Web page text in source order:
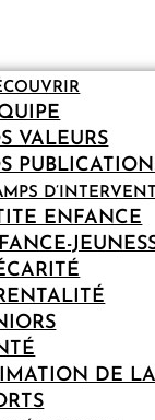
VALEURS
ENFANCE
DE